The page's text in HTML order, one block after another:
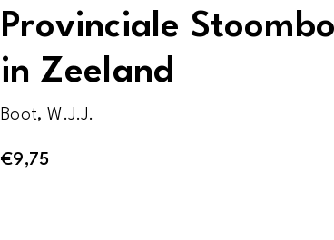
Provinciale
in Zeeland
Boot, W.J.J.
€9,75